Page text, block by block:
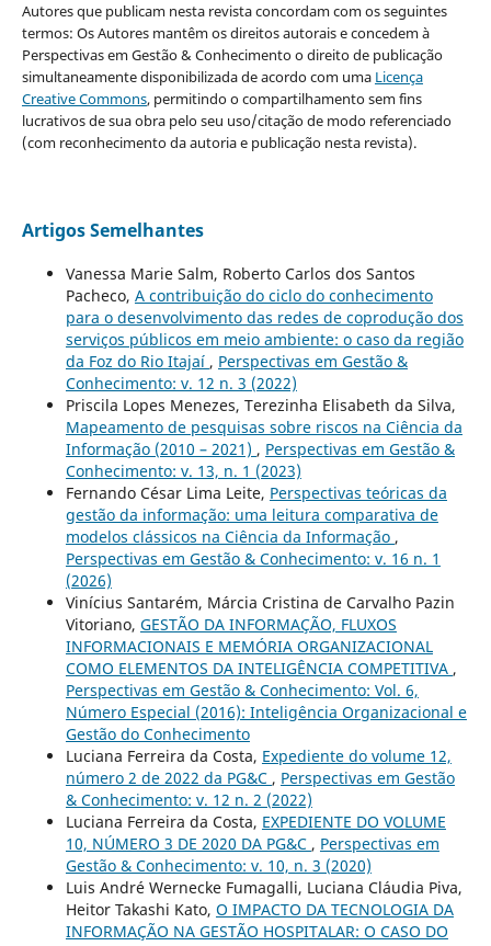
Autores que publicam nesta revista concordam com os seguintes
termos: Os Autores mantêm os direitos autorais e concedem à
Perspectivas em Gestão & Conhecimento o direito de publicação
simultaneamente disponibilizada de acordo com uma Licença
Creative Commons, permitindo o compartilhamento sem fins
lucrativos de sua obra pelo seu uso/citação de modo referenciado
(com reconhecimento da autoria e publicação nesta revista).
Artigos Semelhantes
Vanessa Marie Salm, Roberto Carlos dos Santos
Pacheco, A contribuição do ciclo do conhecimento
para o desenvolvimento das redes de coprodução dos
serviços públicos em meio ambiente: o caso da região
da Foz do Rio Itajaí , Perspectivas em Gestão &
Conhecimento: v. 12 n. 3 (2022)
Priscila Lopes Menezes, Terezinha Elisabeth da Silva,
Mapeamento de pesquisas sobre riscos na Ciência da
Informação (2010 – 2021) , Perspectivas em Gestão &
Conhecimento: v. 13, n. 1 (2023)
Fernando César Lima Leite, Perspectivas teóricas da
gestão da informação: uma leitura comparativa de
modelos clássicos na Ciência da Informação ,
Perspectivas em Gestão & Conhecimento: v. 16 n. 1
(2026)
Vinícius Santarém, Márcia Cristina de Carvalho Pazin
Vitoriano, GESTÃO DA INFORMAÇÃO, FLUXOS
INFORMACIONAIS E MEMÓRIA ORGANIZACIONAL
COMO ELEMENTOS DA INTELIGÊNCIA COMPETITIVA ,
Perspectivas em Gestão & Conhecimento: Vol. 6,
Número Especial (2016): Inteligência Organizacional e
Gestão do Conhecimento
Luciana Ferreira da Costa, Expediente do volume 12,
número 2 de 2022 da PG&C , Perspectivas em Gestão
& Conhecimento: v. 12 n. 2 (2022)
Luciana Ferreira da Costa, EXPEDIENTE DO VOLUME
10, NÚMERO 3 DE 2020 DA PG&C , Perspectivas em
Gestão & Conhecimento: v. 10, n. 3 (2020)
Luis André Wernecke Fumagalli, Luciana Cláudia Piva,
Heitor Takashi Kato, O IMPACTO DA TECNOLOGIA DA
INFORMAÇÃO NA GESTÃO HOSPITALAR: O CASO DO